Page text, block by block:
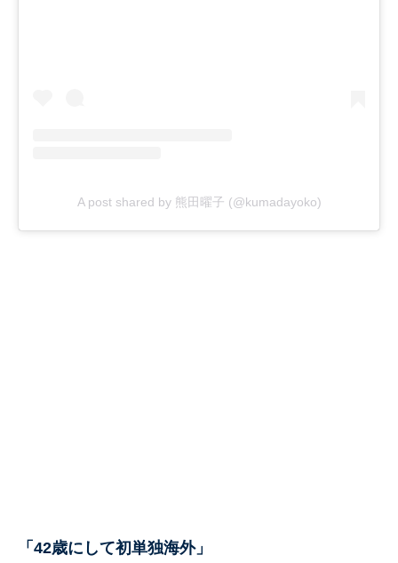
A post shared by 熊田曜子 (@kumadayoko)
「42歳にして初単独海外」